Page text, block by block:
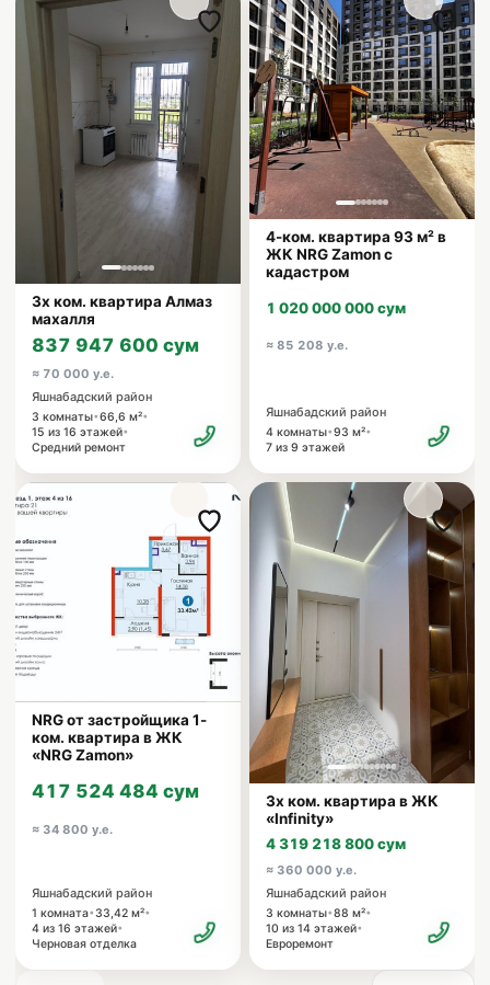
3х ком. квартира Алмаз
махалля
837 947 600 сум
≈ 70 000 у.е.
Яшнабадский район
3 комнаты•66,6 м²•
15 из 16 этажей•
Средний ремонт
4-ком. квартира 93 м² в
ЖК NRG Zamon с
кадастром
1 020 000 000 сум
≈ 85 208 у.е.
Яшнабадский район
4 комнаты•93 м²•
7 из 9 этажей
NRG от застройщика 1-
ком. квартира в ЖК
«NRG Zamon»
417 524 484 сум
≈ 34 800 у.е.
Яшнабадский район
1 комната•33,42 м²•
4 из 16 этажей•
Черновая отделка
3х ком. квартира в ЖК
«Infinity»
4 319 218 800 сум
≈ 360 000 у.е.
Яшнабадский район
3 комнаты•88 м²•
10 из 14 этажей•
Евроремонт